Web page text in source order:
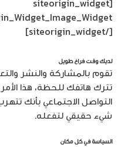
[siteorigin_widget
[/siteorigin_widget]
لديك وقت فراغ طويل
تقوم بالمشاركة والنشر
تترك هاتفك للحظة، هذا
التواصل الاجتماعي بأنك
شيء حقيقي لتفعله.
السياسة في كل مكان